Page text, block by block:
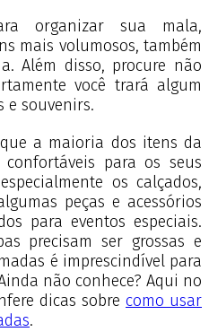
organizar sua mala,
mais volumosos, também
Além disso, procure não
você trará algum
e souvenirs.
a maioria dos itens da
para os seus
os calçados,
peças e acessórios
para eventos especiais.
precisam ser grossas e
é imprescindível para
não conhece? Aqui no
dicas sobre como usar
.